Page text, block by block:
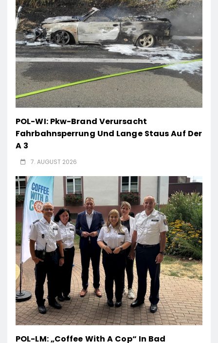
POL-WI: Pkw-Brand Verursacht
Fahrbahnsperrung Und Lange Staus Auf Der
A 3
7. AUGUST 2026
POL-LM: „Coffee With A Cop“ In Bad